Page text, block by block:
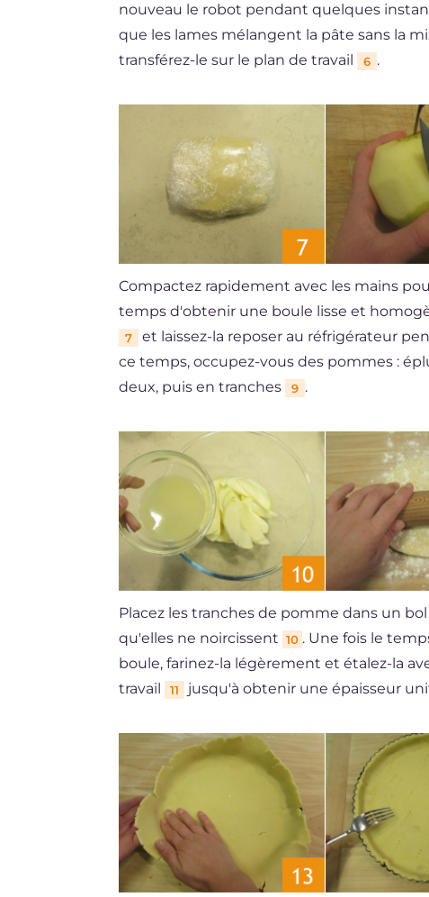
nouveau le robot pendant quelques
que les lames mélangent la pâte sans la
transférez-le sur le plan de travail
6 .
Compactez rapidement avec les mains
temps d'obtenir une boule lisse et
7
et laissez-la reposer au réfrigérateur
ce temps, occupez-vous des pommes :
deux, puis en tranches
9 .
Placez les tranches de pomme dans un
qu'elles ne noircissent 10 . Une fois le
boule, farinez-la légèrement et étalez-la
travail
11 jusqu'à obtenir une épaisseur